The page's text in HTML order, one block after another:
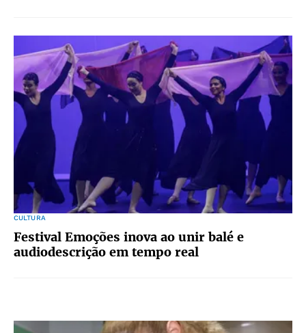
CULTURA
Festival Emoções inova ao unir balé e
audiodescrição em tempo real